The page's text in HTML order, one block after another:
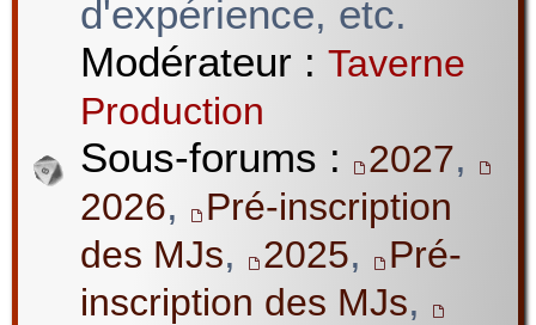
d'expérience, etc.
Modérateur : Taverne
Production
Sous-forums : 2027,
2026,
Pré-inscription
des MJs, 2025,
Pré-
inscription des MJs,